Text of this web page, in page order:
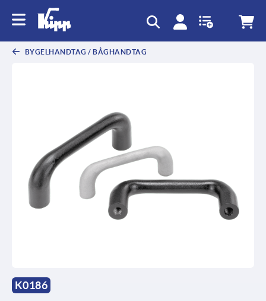
BYGELHANDTAG / BÅGHANDTAG
K0186